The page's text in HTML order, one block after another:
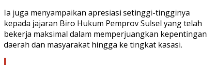
Ia juga menyampaikan apresiasi setinggi-tingginya
kepada jajaran Biro Hukum Pemprov Sulsel yang telah
bekerja maksimal dalam memperjuangkan kepentingan
daerah dan masyarakat hingga ke tingkat kasasi.